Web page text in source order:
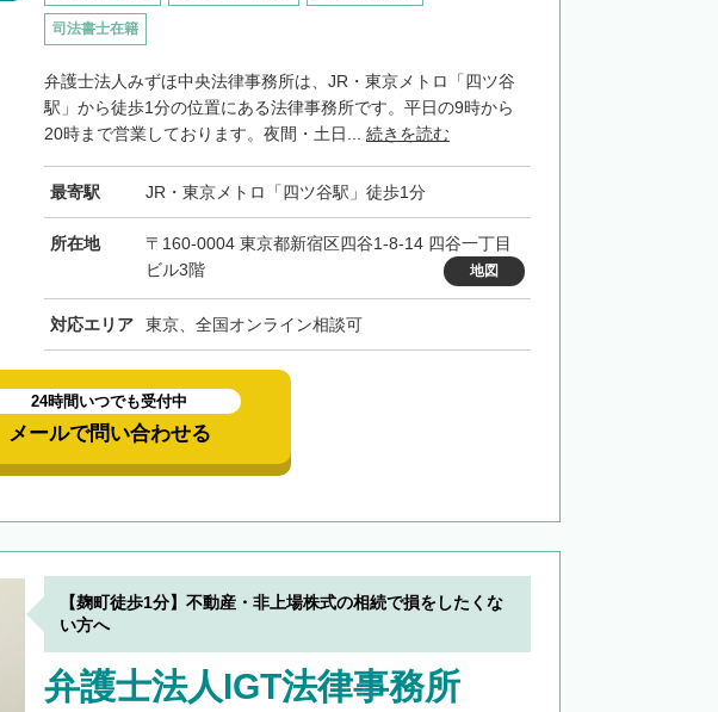
司法書士在籍
弁護士法人みずほ中央法律事務所は、JR・東京メトロ「四ツ谷
駅」から徒歩1分の位置にある法律事務所です。平日の9時から
20時まで営業しております。夜間・土日... 続きを読む
最寄駅 JR・東京メトロ「四ツ谷駅」徒歩1分
所在地
〒160-0004 東京都新宿区四谷1-8-14 四谷一丁目
ビル3階
地図
対応エリア 東京、全国オンライン相談可
24時間いつでも受付中
メールで問い合わせる
【麹町徒歩1分】不動産・非上場株式の相続で損をしたくな
い方へ
弁護士法人IGT法律事務所